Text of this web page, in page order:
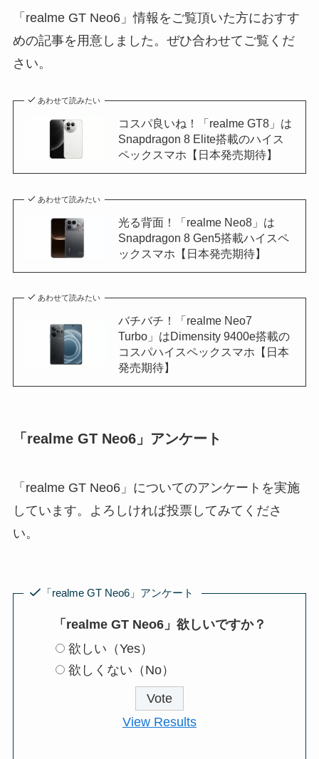
「realme GT Neo6」情報をご覧頂いた方におすす
めの記事を用意しました。ぜひ合わせてご覧くだ
さい。
あわせて読みたい
コスパ良いね！「realme GT8」は
Snapdragon 8 Elite搭載のハイス
ペックスマホ【日本発売期待】
あわせて読みたい
光る背面！「realme Neo8」は
Snapdragon 8 Gen5搭載ハイスペ
ックスマホ【日本発売期待】
あわせて読みたい
バチバチ！「realme Neo7
Turbo」はDimensity 9400e搭載の
コスパハイスペックスマホ【日本
発売期待】
「realme GT Neo6」アンケート
「realme GT Neo6」についてのアンケートを実施
しています。よろしければ投票してみてくださ
い。
「realme GT Neo6」アンケート
「realme GT Neo6」欲しいですか？
欲しい（Yes）
欲しくない（No）
View Results